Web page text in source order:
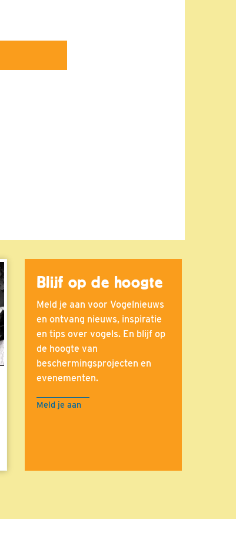
Blijf op de hoogte
Meld je aan voor Vogelnieuws
en ontvang nieuws, inspiratie
en tips over vogels. En blijf op
de hoogte van
beschermingsprojecten en
evenementen.
Meld je aan